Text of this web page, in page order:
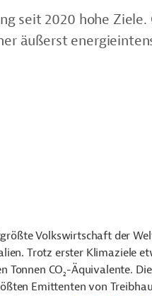
seit 2020 hohe
äußerst
Volkswirtschaft der
Trotz erster Klimaziele
Tonnen CO2-Äquivalente.
Emittenten von